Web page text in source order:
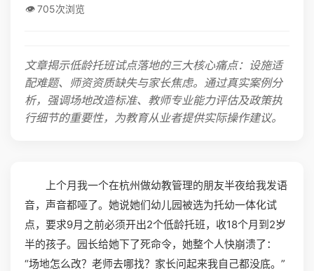
👁️ 705次浏览
文章揭示低龄托班试点落地的三大核心痛点：设施适
配难题、师资资质缺失与家长焦虑。通过真实案例分
析，强调场地改造标准、教师专业能力评估及政策执
行细节的重要性，为教育从业者提供实际操作建议。
上个月我一个在杭州做幼教管理的朋友半夜给我发语
音，声音都哑了。她说她们幼儿园被选为托幼一体化试
点，要求9月之前必须开出2个低龄托班，收18个月到2岁
半的孩子。园长给她下了死命令，她整个人快崩溃了：
“场地怎么改？老师去哪找？家长问起来我自己都没底。”